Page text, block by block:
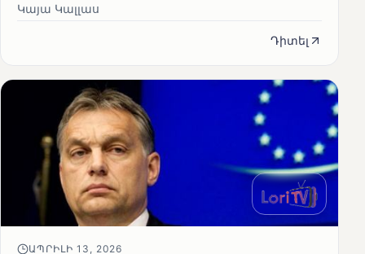
Կայա Կալլաս
Դիտել
ԱՊՐԻԼԻ 13, 2026